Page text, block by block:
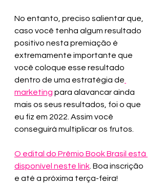
No entanto, preciso salientar que,
caso você tenha algum resultado
positivo nesta premiação é
extremamente importante que
você coloque esse resultado
dentro de uma estratégia de
marketing para alavancar ainda
mais os seus resultados, foi o que
eu fiz em 2022. Assim você
conseguirá multiplicar os frutos.
O edital do Prêmio Book Brasil está
disponível neste link . Boa inscrição
e até a próxima terça-feira!